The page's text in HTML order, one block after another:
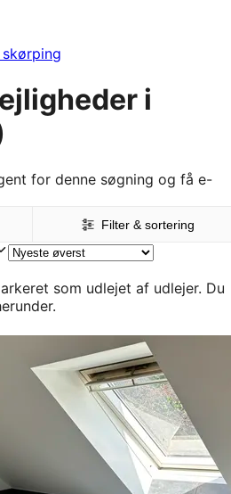
i
for denne søgning og få e-
Filter & sortering
som udlejet af udlejer. Du